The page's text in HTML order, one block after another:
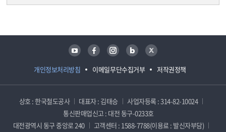
개인정보처리방침 이메일무단수집거부 저작권정책
유튜브 페이스북 인스타그램 블로그 트위터
상호 : 한국철도공사 대표자 : 김태승
사업자등록 : 314-82-10024
통신판매업신고 : 대전 동구-0233호
대전광역시 동구 중앙로 240
고객센터 : 1588-7788(이용료 : 발신자부담)